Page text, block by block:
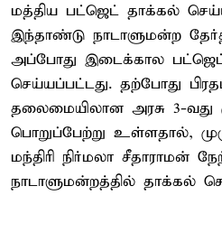
மத்திய பட்ஜெட் தாக்கல்
இந்தாண்டு நாடாளுமன்ற
அப்போது இடைக்கால
செய்யப்பட்டது. தற்போது
தலைமையிலான அரசு 3-வது
பொறுப்பேற்று உள்ளதால்,
மந்திரி நிர்மலா சீதாராமன்
நாடாளுமன்றத்தில் தாக்கல்